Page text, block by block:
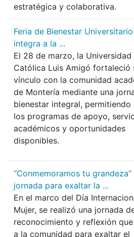
estratégica y colaborativa.
Feria de Bienestar
integra a la ...
El 28 de marzo, la Universidad
Católica Luis Amigó fortaleció
vínculo con la comunidad
de Montería mediante una
bienestar integral, permitiendo
los programas de apoyo,
académicos y oportunidades
disponibles.
“Conmemoramos tu grandeza”
jornada para exaltar la ...
En el marco del Día
Mujer, se realizó una jornada
reconocimiento y reflexión
a la comunidad para exaltar el